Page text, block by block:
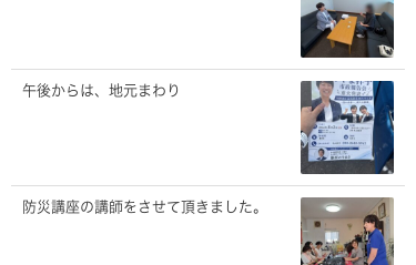
午後からは、地元まわり
防災講座の講師をさせて頂きました。